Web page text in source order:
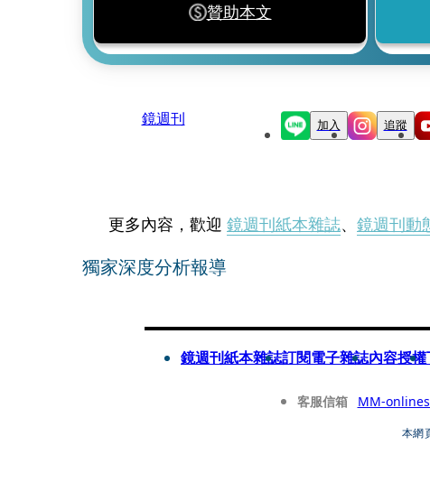
贊助本文
鏡週刊 加入 追蹤
更多內容，歡迎 鏡週刊紙本雜誌、 鏡週刊動
獨家深度分析報導
鏡週刊紙本雜誌訂閱電子雜誌內容授權
客服信箱 MM-
本網